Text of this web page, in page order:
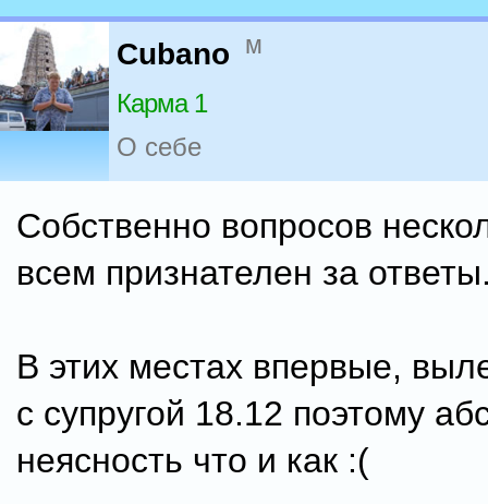
Cubano м
Карма 1
О себе
Собственно вопросов
всем признателен за
В этих местах впервые,
с супругой 18.12 поэтому
неясность что и как :(